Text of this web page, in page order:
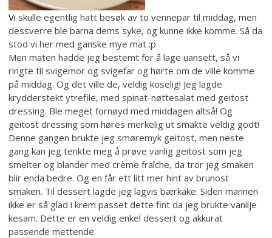
Vi skulle egentlig hatt besøk av to vennepar til middag, men
dessverre ble barna dems syke, og kunne ikke komme. Så da
stod vi her med ganske mye mat :p
Men maten hadde jeg bestemt for å lage uansett, så vi
ringte til svigemor og svigefar og hørte om de ville komme
på middag. Og det ville de, veldig koselig! Jeg lagde
krydderstekt ytrefile, med spinat-nøttesalat med geitost
dressing. Ble meget fornøyd med middagen altså! Og
geitost dressing som høres merkelig ut smakte veldig godt!
Denne gangen brukte jeg smøremyk geitost, men neste
gang kan jeg tenkte meg å prøve vanlig geitost som jeg
smelter og blander med crème fraîche, da tror jeg smaken
blir enda bedre. Og en får ett litt mer hint av brunost
smaken. Til dessert lagde jeg lagvis bærkake. Siden mannen
ikke er så glad i krem passet dette fint da jeg brukte vanilje
kesam. Dette er en veldig enkel dessert og akkurat
passende mettende.